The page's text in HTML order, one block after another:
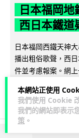
本網站正使用
我們使用 Cookie
我們的網站即表示
策 。
日本福岡
西日本鐵道
日本福岡西鐵天神
播出粗俗歌聲，西
件並考慮報案。網
40 2↗